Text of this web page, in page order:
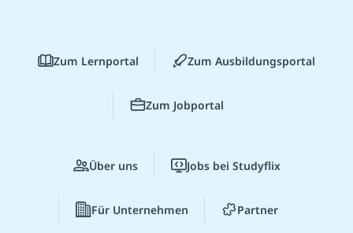
Zum Lernportal Zum Ausbildungsportal
Zum Jobportal
Über uns Jobs bei Studyflix
Für Unternehmen Partner